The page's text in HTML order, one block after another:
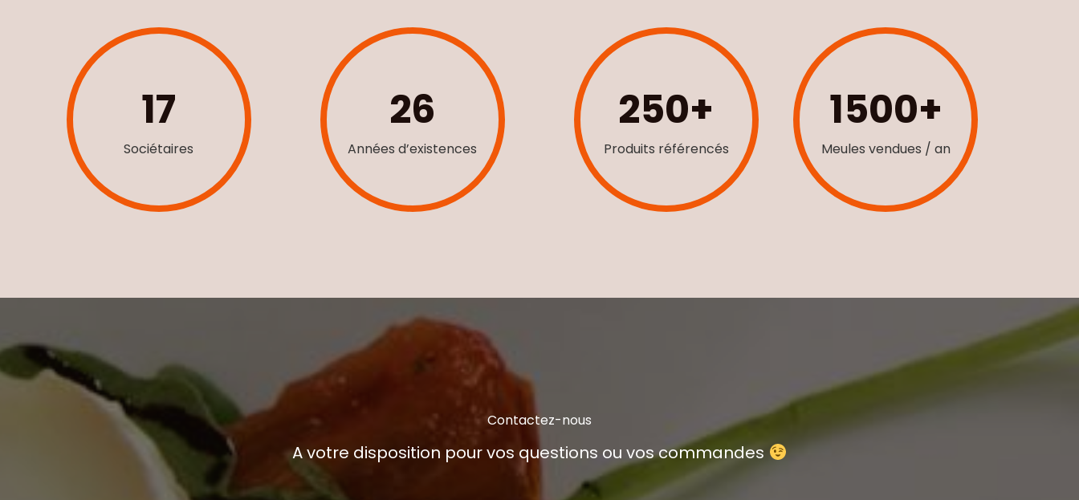
17
Sociétaires
26
Années d’existences
250+
Produits référencés
1500+
Meules vendues / an
Contactez-nous
A votre disposition pour vos questions ou vos commandes